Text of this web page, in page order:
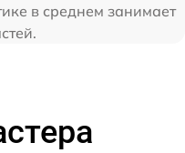
в среднем занимает